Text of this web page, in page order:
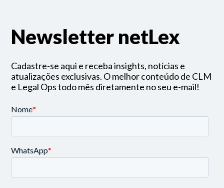
Newsletter netLex
Cadastre-se aqui e receba insights, notícias e
atualizações exclusivas. O melhor conteúdo de CLM
e Legal Ops todo mês diretamente no seu e-mail!